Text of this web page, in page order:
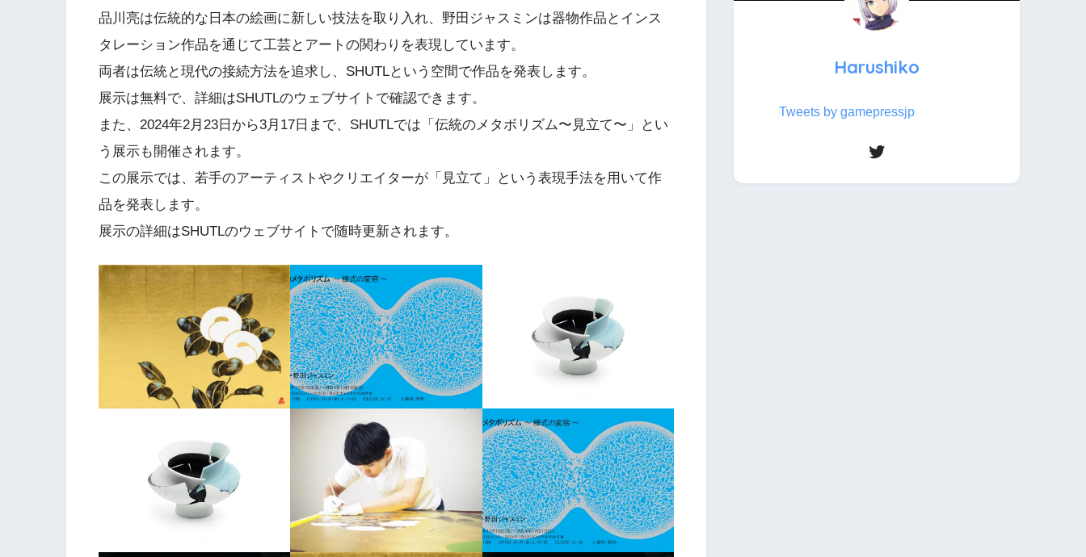
品川亮は伝統的な日本の絵画に新しい技法を取り入れ、野田ジャスミンは器物作品とインス
タレーション作品を通じて工芸とアートの関わりを表現しています。
両者は伝統と現代の接続方法を追求し、SHUTLという空間で作品を発表します。
展示は無料で、詳細はSHUTLのウェブサイトで確認できます。
また、2024年2月23日から3月17日まで、SHUTLでは「伝統のメタボリズム〜見立て〜」とい
う展示も開催されます。
この展示では、若手のアーティストやクリエイターが「見立て」という表現手法を用いて作
品を発表します。
展示の詳細はSHUTLのウェブサイトで随時更新されます。
Harushiko
Tweets by gamepressjp